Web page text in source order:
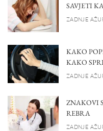
SAVJETI
ZADNJE
KAKO
KAKO
ZADNJE
ZNAKOVI
REBRA
ZADNJE